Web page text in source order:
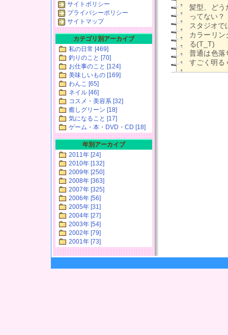
髪型、どう
ってない？
スタジオで
カラーリン
る(T_T)
普通は色落
すごく明る
サイトポリシー
プライバシーポリシー
サイトマップ
カテゴリ別アーカイブ
私の日常 [469]
釣りのこと [70]
お仕事のこと [124]
美味しいもの [169]
わんこ [65]
ネイル [46]
コスメ・美容系 [32]
癒しグリーン [18]
気になること [17]
ゲーム・本・DVD・CD [18]
年別アーカイブ
2011年 [24]
2010年 [132]
2009年 [250]
2008年 [363]
2007年 [325]
2006年 [56]
2005年 [31]
2004年 [27]
2003年 [54]
2002年 [79]
2001年 [73]